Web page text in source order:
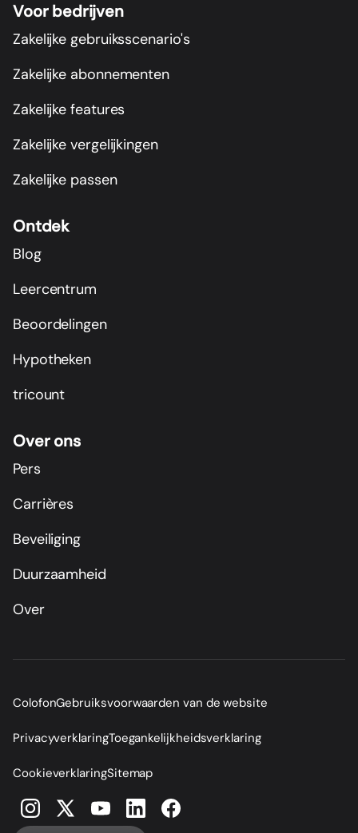
Voor bedrijven
Zakelijke gebruiksscenario's
Zakelijke abonnementen
Zakelijke features
Zakelijke vergelijkingen
Zakelijke passen
Ontdek
Blog
Leercentrum
Beoordelingen
Hypotheken
tricount
Over ons
Pers
Carrières
Beveiliging
Duurzaamheid
Over
ColofonGebruiksvoorwaarden van de website
PrivacyverklaringToegankelijkheidsverklaring
CookieverklaringSitemap